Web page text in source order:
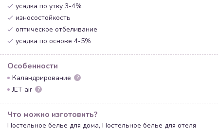
усадка по утку 3-4%
износостойкость
оптическое отбеливание
усадка по основе 4-5%
Особенности
Каландрирование ?
JET air ?
Что можно изготовить?
Постельное белье для дома, Постельное белье для отеля